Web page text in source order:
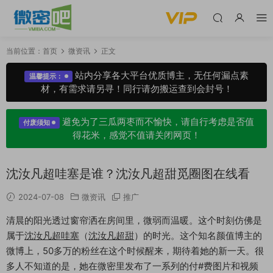
当前位置： 首页 微资讯 正文
温馨提示：
站内分享各大平台优质博主，无任何漏点素
材，有需求请另寻！同行请勿搬运查到会封号！
付废须知
避免为了三瓜两枣而不愉快，请自行考虑是否值
得花米，感觉不值请关闭网页！
沈汝凡超哇塞是谁？沈汝凡超甜觅圈图在线看
2024-07-08 微资讯 推广
清晨的阳光透过窗帘洒在房间里，微弱而温暖。这个时刻仿佛是
属于沈汝凡超哇塞 （沈汝凡超甜）的时光。这个知名颜值博主的
微博上，50多万的粉丝在这个时候醒来，期待着她的新一天。很
多人不知道的是，她在微密里发布了一系列的付#费图片和视频